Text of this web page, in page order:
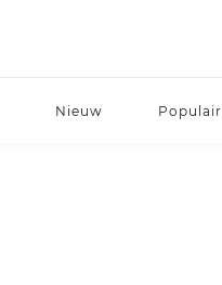
Nieuw Populair